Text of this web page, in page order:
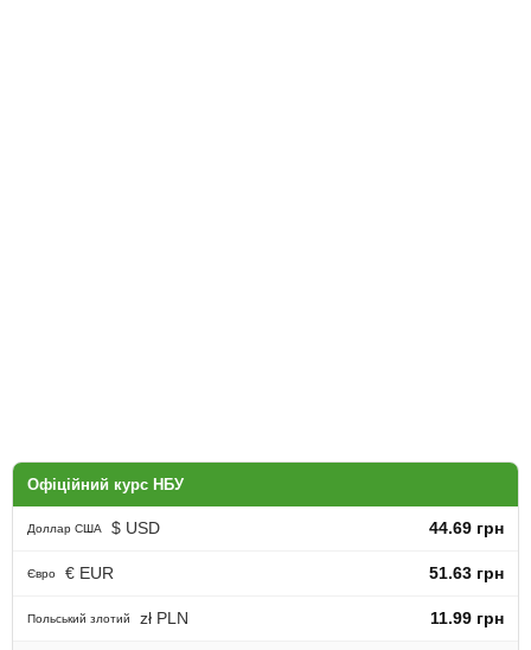
Офіційний курс НБУ
Доллар США $ USD 44.69 грн
Євро € EUR 51.63 грн
Польський злотий zł PLN 11.99 грн